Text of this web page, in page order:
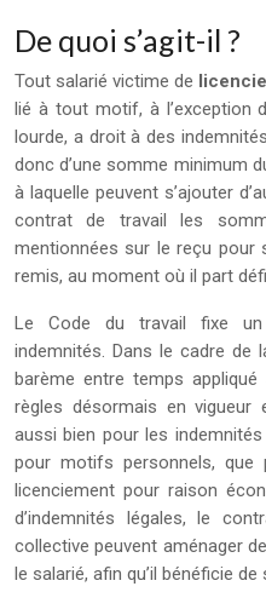
De quoi s’agit-il ?
Tout salarié victime de
lié à tout motif, à l’exception
lourde, a droit à des
donc d’une somme minimum
à laquelle peuvent s’ajouter
contrat de travail les
mentionnées sur le reçu
remis, au moment où il part
Le Code du travail fixe
indemnités. Dans le cadre de
barème entre temps
règles désormais en vigueur
aussi bien pour les
pour motifs personnels,
licenciement pour raison
d’indemnités légales, le
collective peuvent aménager
le salarié, afin qu’il bénéficie de